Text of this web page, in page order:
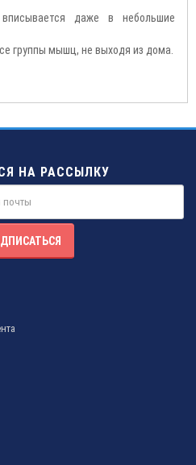
даже в небольшие
группы мышц, не выходя из дома.
НА РАССЫЛКУ